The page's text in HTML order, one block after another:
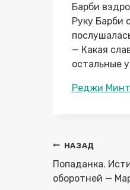
Барби
Руку Барби
— Какая
остальные
Метки
Реджи Минт
Навигация
по
записям
НАЗАД
Попаданка.
оборотней —